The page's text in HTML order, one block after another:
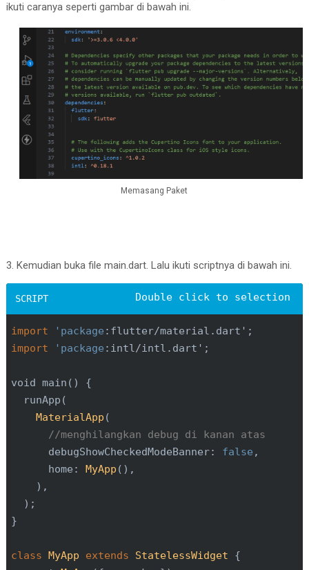
ikuti caranya seperti gambar di bawah ini.
Memasang Paket
3. Kemudian buka file main.dart. Lalu ikuti scriptnya di bawah ini.
import 'package
import
'package :intl/intl.dart';
void main() {
  runApp(
MaterialApp (
//menghilangkan debug di kanan atas
      debugShowCheckedModeBanner:
false ,
      home:
MyApp (),
    ),
  );
}
class MyApp extends StatelessWidget
{